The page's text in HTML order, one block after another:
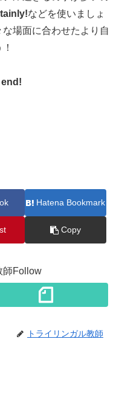
などを使いましょ
場面に合わせたより自
Hatena Bookmark
Copy
師Follow
トライリンガル教師